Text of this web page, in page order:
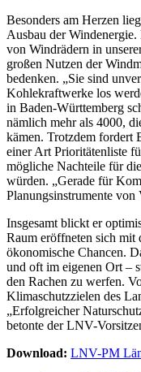
Besonders am Herzen
Ausbau der
von Windrädern in
großen Nutzen der
bedenken. „Sie sind
Kohlekraftwerke los
in Baden-Württemberg
nämlich mehr als 4000,
kämen. Trotzdem fordert
einer Art Prioritätenliste
mögliche Nachteile für
würden. „Gerade für
Planungsinstrumente von
Insgesamt blickt er
Raum eröffneten sich mit
ökonomische Chancen.
und oft im eigenen Ort –
den Rachen zu werfen.
Klimaschutzzielen des
„Erfolgreicher
betonte der LNV-
Download: LNV-PM